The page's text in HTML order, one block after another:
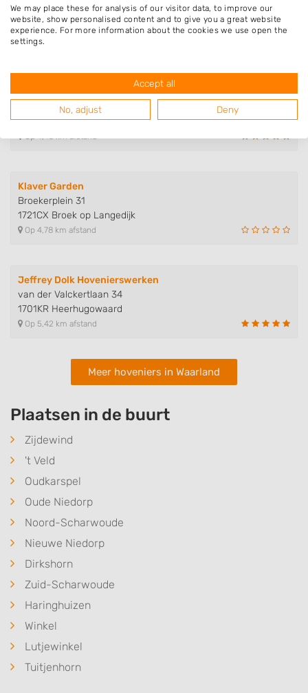
Bruggesloot 6
1721HA Broek op Langedijk
Op 4,42 km afstand
Hoveniersbedrijf P.G. Bossen V...
1733JD Nieuwe Niedorp
Klaver Garden
Broekerplein 31
1721CX Broek op Langedijk
Op 4,78 km afstand
Jeffrey Dolk Hovenierswerken
van der Valckertlaan 34
1701KR Heerhugowaard
Op 5,42 km afstand
Meer hoveniers in Waarland
Plaatsen in de buurt
Zijdewind
't Veld
Oudkarspel
Oude Niedorp
Noord-Scharwoude
Nieuwe Niedorp
Dirkshorn
Zuid-Scharwoude
Haringhuizen
Winkel
Lutjewinkel
Tuitjenhorn
We may place these for analysis of our visitor data, to improve our
website, show personalised content and to give you a great website
experience. For more information about the cookies we use open the
settings.
Accept all
No, adjust Deny